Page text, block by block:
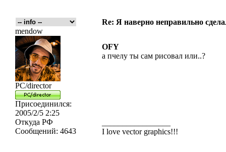
Re: Я наверно неправильно
mendow
PC/director
Присоединился:
2005/2/5 2:25
Откуда РФ
Сообщений: 4643
OFY
а пчелу ты сам рисовал или..?
I love vector graphics!!!